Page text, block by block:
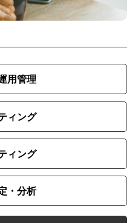
用管理
ィング
ィング
・分析